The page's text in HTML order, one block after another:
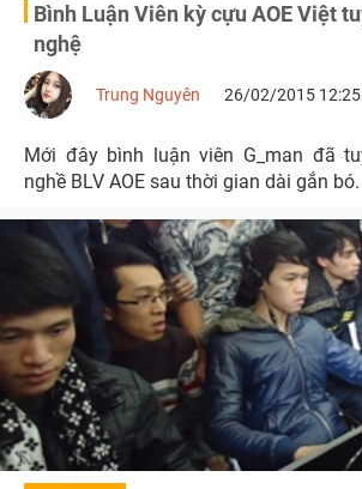
Bình Luận Viên kỳ cựu AOE Việt
nghệ
Trung Nguyên 26/02/2015
Mới đây bình luận viên G_man đã
nghề BLV AOE sau thời gian dài gắn bó.